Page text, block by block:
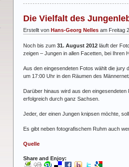
Die Vielfalt des
Erstellt von Hans-Georg Nelles am Freitag
Noch bis zum 31. August 2012 läuft der
zeigen – Jungen in allen Facetten, bei Ihren
Aus den eingesendeten Fotos wählt die jury
um 17:00 Uhr in den Räumen des
Darüber hinaus wird aus den
erfolgreich durch ganz Sachsen.
Jeder, der einen Jungen knipsen möchte,
Es gibt neben fotografischem Ruhm auch
Quelle
Share and Enjoy: